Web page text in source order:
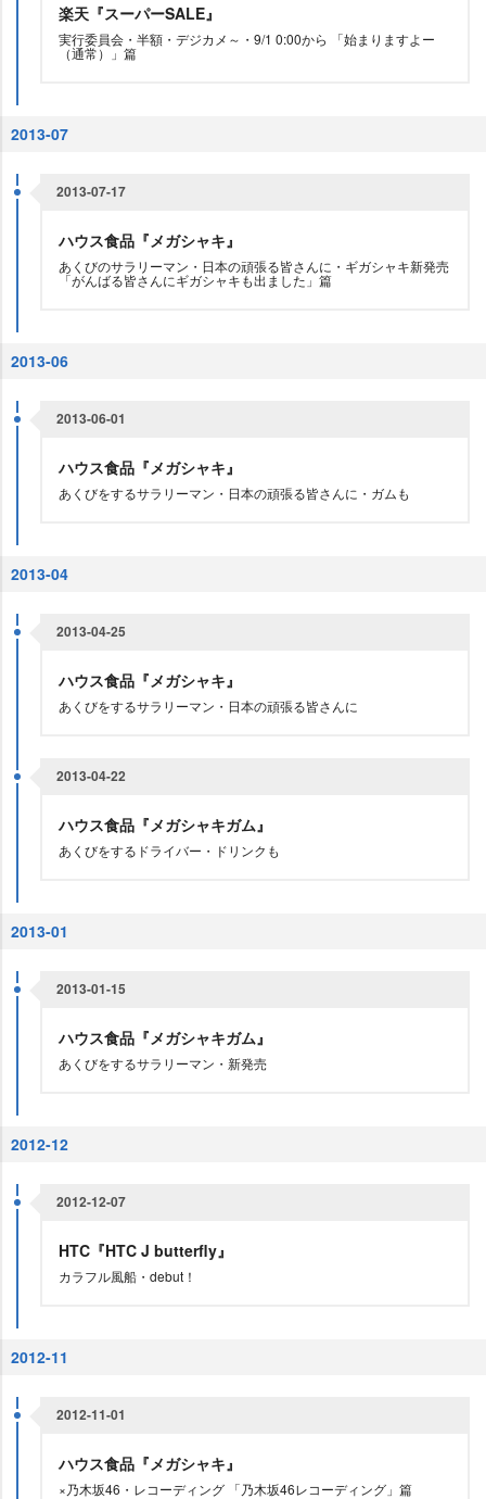
楽天『スーパーSALE』
実行委員会・半額・デジカメ～・9/1 0:00から 「始まりますよー
（通常）」篇
2013-07
2013-07-17
ハウス食品『メガシャキ』
あくびのサラリーマン・日本の頑張る皆さんに・ギガシャキ新発売
「がんばる皆さんにギガシャキも出ました」篇
2013-06
2013-06-01
ハウス食品『メガシャキ』
あくびをするサラリーマン・日本の頑張る皆さんに・ガムも
2013-04
2013-04-25
ハウス食品『メガシャキ』
あくびをするサラリーマン・日本の頑張る皆さんに
2013-04-22
ハウス食品『メガシャキガム』
あくびをするドライバー・ドリンクも
2013-01
2013-01-15
ハウス食品『メガシャキガム』
あくびをするサラリーマン・新発売
2012-12
2012-12-07
HTC『HTC J butterfly』
カラフル風船・debut！
2012-11
2012-11-01
ハウス食品『メガシャキ』
×乃木坂46・レコーディング 「乃木坂46レコーディング」篇